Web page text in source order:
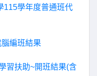
115學年度普通班代
編班結果
習扶助~開班結果(含